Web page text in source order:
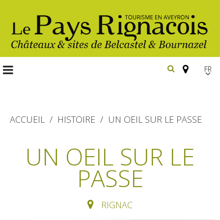
FR
Les
incontournables
Belcastel, village et château
Bournazel, village et château
Gîtes et locations
ACCUEIL HISTOIRE UN OEIL SUR LE PASSE
UN OEIL SUR LE
PASSE
RIGNAC